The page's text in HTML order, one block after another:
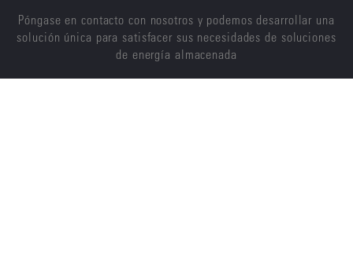
Póngase en contacto con nosotros y podemos desarrollar una
solución única para satisfacer sus necesidades de soluciones
de energía almacenada